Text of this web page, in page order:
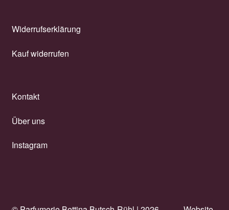
Widerrufserklärung
Kauf widerrufen
Kontakt
Über uns
Instagram